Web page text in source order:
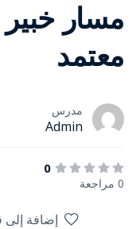
مسار خبير
معتمد
مدرس
Admin
0
0 مراجعة
إضافة إلى